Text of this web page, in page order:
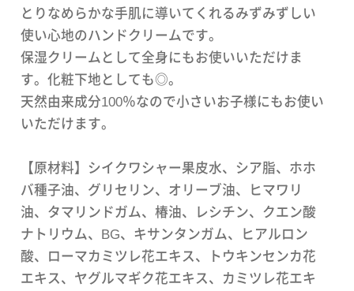
とりなめらかな手肌に導いてくれるみずみずしい
使い心地のハンドクリームです。
保湿クリームとして全身にもお使いいただけま
す。化粧下地としても◎。
天然由来成分100％なので小さいお子様にもお使い
いただけます。
【原材料】シイクワシャー果皮水、シア脂、ホホ
バ種子油、グリセリン、オリーブ油、ヒマワリ
油、タマリンドガム、椿油、レシチン、クエン酸
ナトリウム、BG、キサンタンガム、ヒアルロン
酸、ローマカミツレ花エキス、トウキンセンカ花
エキス、ヤグルマギク花エキス、カミツレ花エキ